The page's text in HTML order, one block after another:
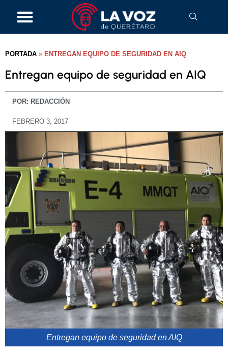
PORTADA » ENTREGAN EQUIPO DE SEGURIDAD EN AIQ
Entregan equipo de seguridad en AIQ
POR: REDACCIÓN
FEBRERO 3, 2017
Entregan equipo de seguridad en AIQ